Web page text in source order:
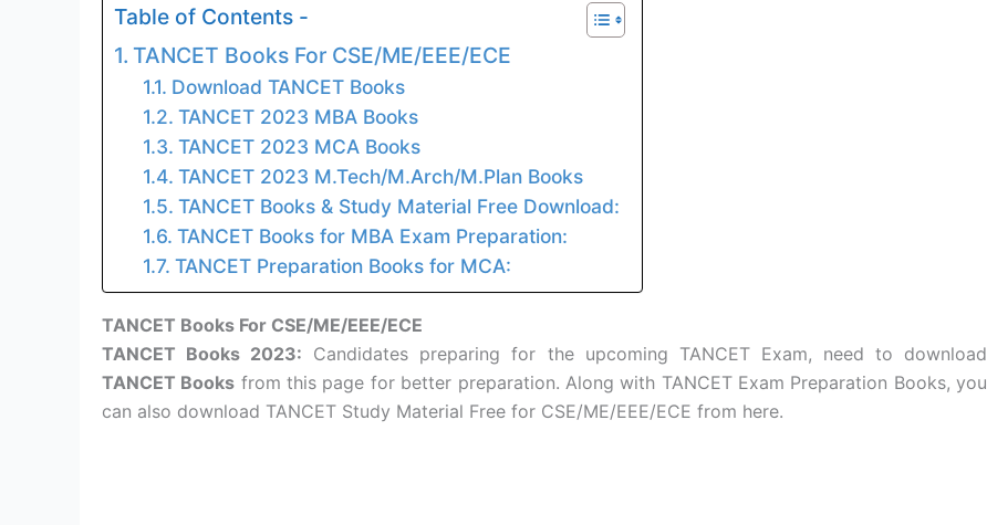
Table of Contents -
TANCET Books For CSE/ME/EEE/ECE
Download TANCET Books
TANCET 2023 MBA Books
TANCET 2023 MCA Books
TANCET 2023 M.Tech/M.Arch/M.Plan Books
TANCET Books & Study Material Free Download:
TANCET Books for MBA Exam Preparation:
TANCET Preparation Books for MCA:
TANCET Books For CSE/ME/EEE/ECE
TANCET Books 2023: Candidates preparing for the upcoming TANCET Exam, need to download
TANCET Books from this page for better preparation. Along with TANCET Exam Preparation Books, you
can also download TANCET Study Material Free for CSE/ME/EEE/ECE from here.